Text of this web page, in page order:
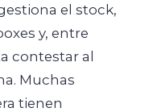
el stock,
y, entre
contestar al
Muchas
tienen